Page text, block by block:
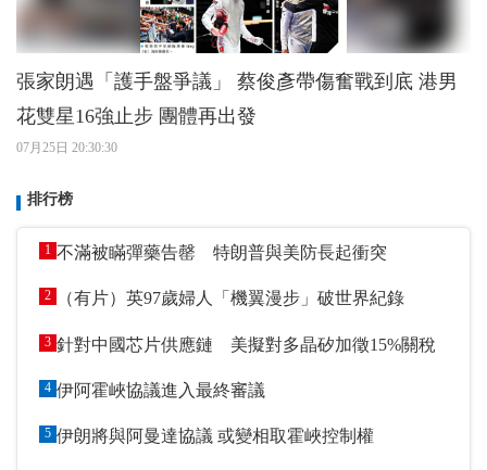
張家朗遇「護手盤爭議」 蔡俊彥帶傷奮戰到底 港男
花雙星16強止步 團體再出發
07月25日 20:30:30
排行榜
1 不滿被瞞彈藥告罄 特朗普與美防長起衝突
2 （有片）英97歲婦人「機翼漫步」破世界紀錄
3 針對中國芯片供應鏈 美擬對多晶矽加徵15%關稅
4 伊阿霍峽協議進入最終審議
5 伊朗將與阿曼達協議 或變相取霍峽控制權